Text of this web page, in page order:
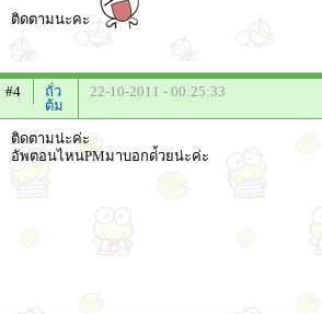
ติดตามนะคะ
#4
ถั่ว
ต้ม
22-10-2011 - 00:25:33
ติดตามน่ะค่ะ
อัพตอนไหนPMมาบอกด่้วยน่ะค่ะ